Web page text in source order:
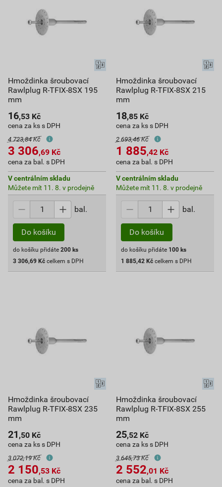
Hmoždinka šroubovací
Rawlplug R-TFIX-8SX 195
mm
16,53 Kč
cena za ks s DPH
4 723,84 Kč
3 306,69 Kč
cena za bal. s DPH
V centrálním skladu
Můžete mít 11. 8. v prodejně
bal.
Do košíku
do košíku přidáte 200 ks
3 306,69 Kč celkem s DPH
Hmoždinka šroubovací
Rawlplug R-TFIX-8SX 215
mm
18,85 Kč
cena za ks s DPH
2 693,46 Kč
1 885,42 Kč
cena za bal. s DPH
V centrálním skladu
Můžete mít 11. 8. v prodejně
bal.
Do košíku
do košíku přidáte 100 ks
1 885,42 Kč celkem s DPH
Hmoždinka šroubovací
Rawlplug R-TFIX-8SX 235
mm
21 ,50 Kč
cena za ks s DPH
3 072,19 Kč
2 150,53 Kč
cena za bal. s DPH
Hmoždinka šroubovací
Rawlplug R-TFIX-8SX 255
mm
25,52 Kč
cena za ks s DPH
3 645,73 Kč
2 552,01 Kč
cena za bal. s DPH